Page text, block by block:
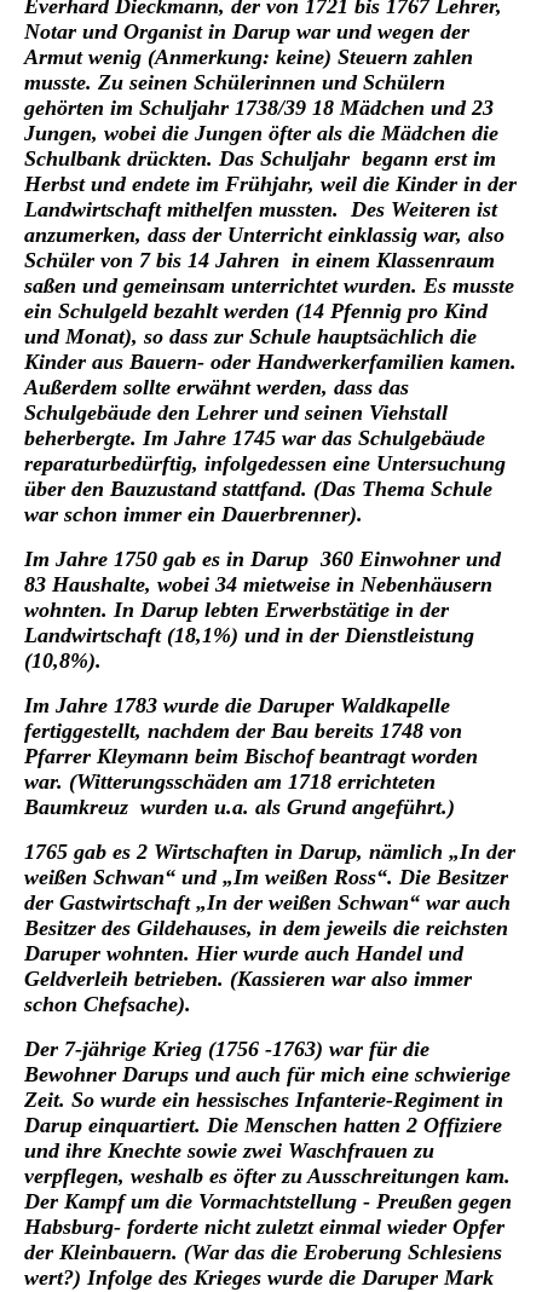
Everhard Dieckmann, der von 1721 bis 1767 Lehrer,
Notar und Organist in Darup war und wegen der
Armut wenig (Anmerkung: keine) Steuern zahlen
musste. Zu seinen Schülerinnen und Schülern
gehörten im Schuljahr 1738/39 18 Mädchen und 23
Jungen, wobei die Jungen öfter als die Mädchen die
Schulbank drückten. Das Schuljahr begann erst im
Herbst und endete im Frühjahr, weil die Kinder in der
Landwirtschaft mithelfen mussten. Des Weiteren ist
anzumerken, dass der Unterricht einklassig war, also
Schüler von 7 bis 14 Jahren in einem Klassenraum
saßen und gemeinsam unterrichtet wurden. Es musste
ein Schulgeld bezahlt werden (14 Pfennig pro Kind
und Monat), so dass zur Schule hauptsächlich die
Kinder aus Bauern- oder Handwerkerfamilien kamen.
Außerdem sollte erwähnt werden, dass das
Schulgebäude den Lehrer und seinen Viehstall
beherbergte. Im Jahre 1745 war das Schulgebäude
reparaturbedürftig, infolgedessen eine Untersuchung
über den Bauzustand stattfand. (Das Thema Schule
war schon immer ein Dauerbrenner).
Im Jahre 1750 gab es in Darup 360 Einwohner und
83 Haushalte, wobei 34 mietweise in Nebenhäusern
wohnten. In Darup lebten Erwerbstätige in der
Landwirtschaft (18,1%) und in der Dienstleistung
(10,8%).
Im Jahre 1783 wurde die Daruper Waldkapelle
fertiggestellt, nachdem der Bau bereits 1748 von
Pfarrer Kleymann beim Bischof beantragt worden
war. (Witterungsschäden am 1718 errichteten
Baumkreuz wurden u.a. als Grund angeführt.)
1765 gab es 2 Wirtschaften in Darup, nämlich „In der
weißen Schwan“ und „Im weißen Ross“. Die Besitzer
der Gastwirtschaft „In der weißen Schwan“ war auch
Besitzer des Gildehauses, in dem jeweils die reichsten
Daruper wohnten. Hier wurde auch Handel und
Geldverleih betrieben. (Kassieren war also immer
schon Chefsache).
Der 7-jährige Krieg (1756 -1763) war für die
Bewohner Darups und auch für mich eine schwierige
Zeit. So wurde ein hessisches Infanterie-Regiment in
Darup einquartiert. Die Menschen hatten 2 Offiziere
und ihre Knechte sowie zwei Waschfrauen zu
verpflegen, weshalb es öfter zu Ausschreitungen kam.
Der Kampf um die Vormachtstellung - Preußen gegen
Habsburg- forderte nicht zuletzt einmal wieder Opfer
der Kleinbauern. (War das die Eroberung Schlesiens
wert?) Infolge des Krieges wurde die Daruper Mark